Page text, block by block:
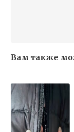
Вам также